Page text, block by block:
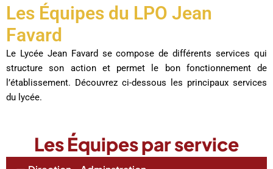
Les Équipes du LPO Jean
Favard
Le Lycée Jean Favard se compose de différents services qui
structure son action et permet le bon fonctionnement de
l’établissement. Découvrez ci-dessous les principaux services
du lycée.
Les Équipes par service